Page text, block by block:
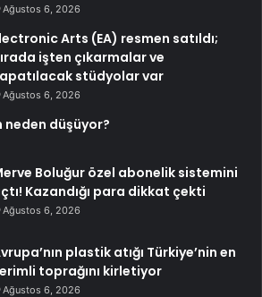
Ağustos 6, 2026
Arts (EA) resmen satıldı;
işten çıkarmalar ve
stüdyolar var
Ağustos 6, 2026
neden düşüyor?
Boluğur özel abonelik sistemini
Kazandığı para dikkat çekti
Ağustos 6, 2026
plastik atığı Türkiye’nin en
toprağını kirletiyor
Ağustos 6, 2026